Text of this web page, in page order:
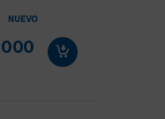
NUEVO